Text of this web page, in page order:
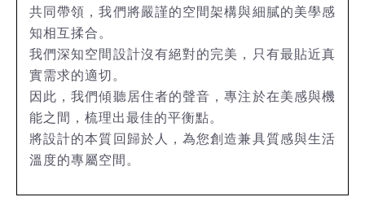
共同帶領，我們將嚴謹的空間架構與細膩的美學感
知相互揉合。
我們深知空間設計沒有絕對的完美，只有最貼近真
實需求的適切。
因此，我們傾聽居住者的聲音，專注於在美感與機
能之間，梳理出最佳的平衡點。
將設計的本質回歸於人，為您創造兼具質感與生活
溫度的專屬空間。